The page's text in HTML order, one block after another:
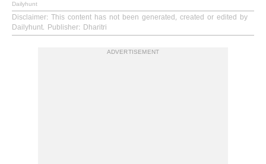
Dailyhunt
Disclaimer: This content has not been generated, created or edited by
Dailyhunt. Publisher: Dharitri
ADVERTISEMENT